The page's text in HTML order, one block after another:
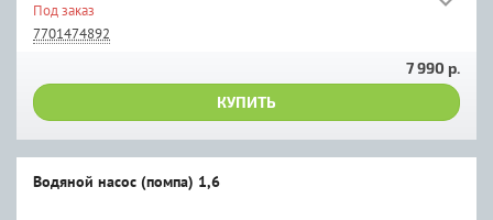
Под заказ
7701474892
7 990 р.
КУПИТЬ
Водяной насос (помпа) 1,6